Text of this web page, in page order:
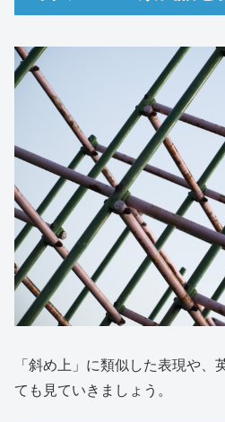
「斜め上」に類似した表現や
ても見ていきましょう。